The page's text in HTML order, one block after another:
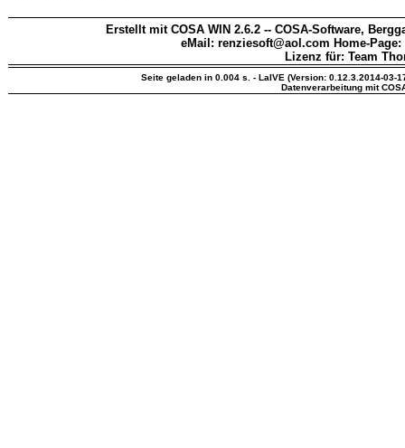
Erstellt mit COSA WIN 2.6.2 -- COSA-Software,
eMail: renziesoft@aol.com Home-Page:
Lizenz für: Team
Seite geladen in 0.004 s. - LaIVE (Version: 0.12.3.2014-03-
Datenverarbeitung mit